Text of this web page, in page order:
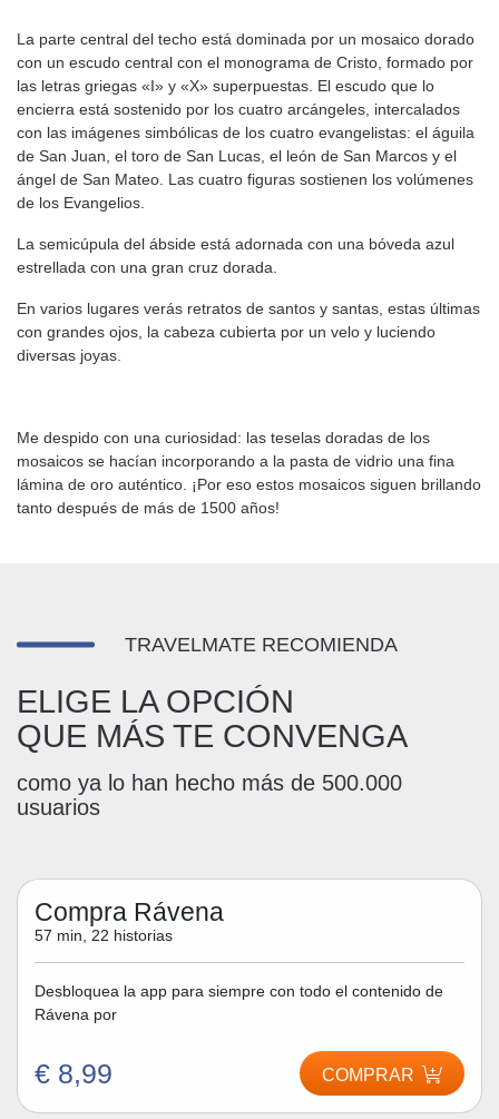
La parte central del techo está dominada por un mosaico dorado
con un escudo central con el monograma de Cristo, formado por
las letras griegas «I» y «X» superpuestas. El escudo que lo
encierra está sostenido por los cuatro arcángeles, intercalados
con las imágenes simbólicas de los cuatro evangelistas: el águila
de San Juan, el toro de San Lucas, el león de San Marcos y el
ángel de San Mateo. Las cuatro figuras sostienen los volúmenes
de los Evangelios.
La semicúpula del ábside está adornada con una bóveda azul
estrellada con una gran cruz dorada.
En varios lugares verás retratos de santos y santas, estas últimas
con grandes ojos, la cabeza cubierta por un velo y luciendo
diversas joyas.
Me despido con una curiosidad: las teselas doradas de los
mosaicos se hacían incorporando a la pasta de vidrio una fina
lámina de oro auténtico. ¡Por eso estos mosaicos siguen brillando
tanto después de más de 1500 años!
TRAVELMATE RECOMIENDA
ELIGE LA OPCIÓN
QUE MÁS TE CONVENGA
como ya lo han hecho más de 500.000
usuarios
Compra Rávena
57 min, 22 historias
Desbloquea la app para siempre con todo el contenido de
Rávena por
€ 8,99 COMPRAR